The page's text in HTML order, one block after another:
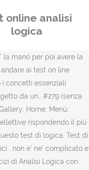
online analisi
logica
mano per poi avere la
ai test on line
concetti essenziali
da un… #279 (senza
Home; Menù;
rispondendo il più
test di logica. Test di
. non e' ne' complicato e
di Analisi Logica con